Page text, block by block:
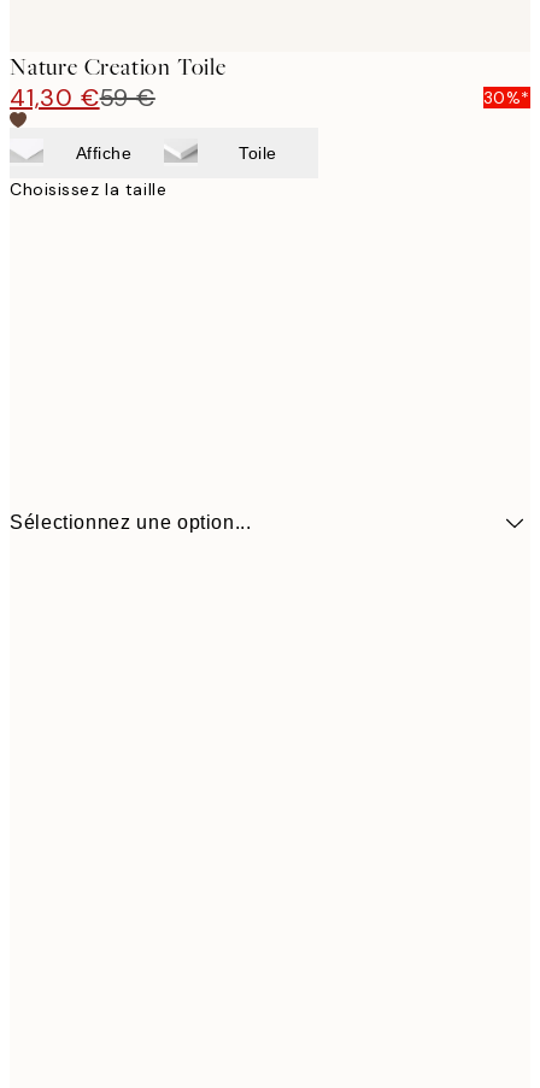
Nature Creation Toile
41,30 €59 € 30%*
Affiche Toile
Choisissez la taille
Sélectionnez une option...